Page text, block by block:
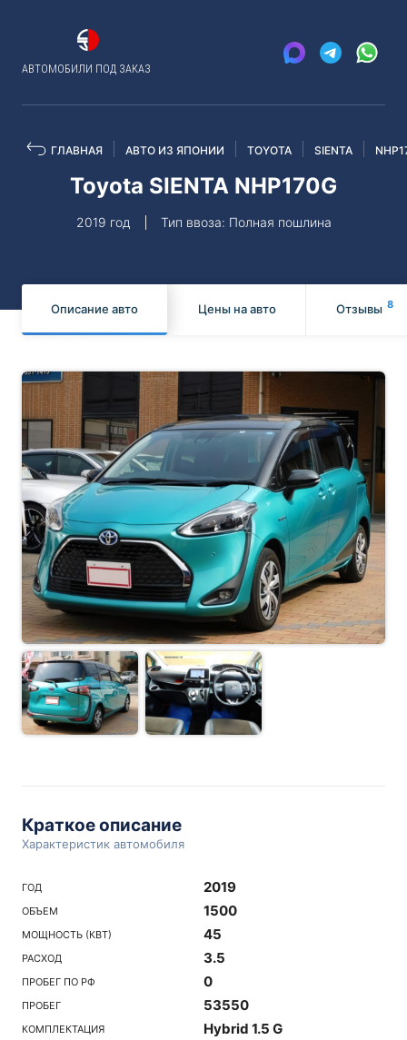
АВТОМОБИЛИ ПОД ЗАКАЗ
ГЛАВНАЯ АВТО ИЗ ЯПОНИИ TOYOTA SIENTA
Toyota SIENTA NHP170G
2019 год Тип ввоза: Полная пошлина
Описание авто Цены на авто Отзывы 8
Краткое описание
Характеристик автомобиля
ГОД 2019
ОБЪЕМ 1500
МОЩНОСТЬ (КВТ) 45
РАСХОД 3.5
ПРОБЕГ ПО РФ 0
ПРОБЕГ 53550
КОМПЛЕКТАЦИЯ Hybrid 1.5 G